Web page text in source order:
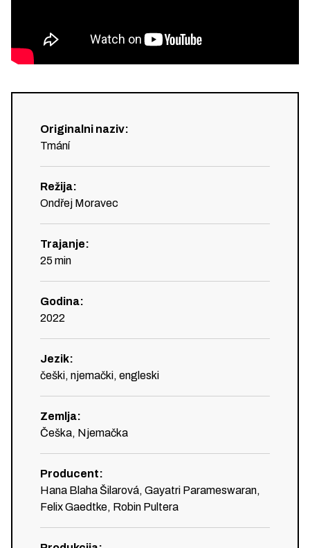
Originalni naziv:
Tmání
Režija:
Ondřej Moravec
Trajanje:
25 min
Godina:
2022
Jezik:
češki, njemački, engleski
Zemlja:
Češka, Njemačka
Producent:
Hana Blaha Šilarová, Gayatri Parameswaran,
Felix Gaedtke, Robin Pultera